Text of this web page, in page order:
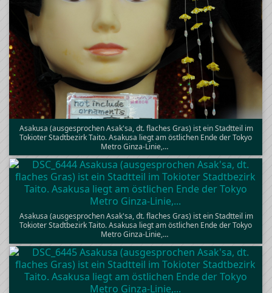
Asakusa (ausgesprochen Asak'sa, dt. flaches Gras) ist ein Stadtteil im
Tokioter Stadtbezirk Taito. Asakusa liegt am östlichen Ende der Tokyo
Metro Ginza-Linie,…
Asakusa (ausgesprochen Asak'sa, dt. flaches Gras) ist ein Stadtteil im
Tokioter Stadtbezirk Taito. Asakusa liegt am östlichen Ende der Tokyo
Metro Ginza-Linie,…